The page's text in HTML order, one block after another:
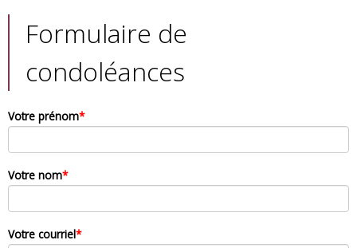
Formulaire de
condoléances
Votre prénom*
Votre nom*
Votre courriel*